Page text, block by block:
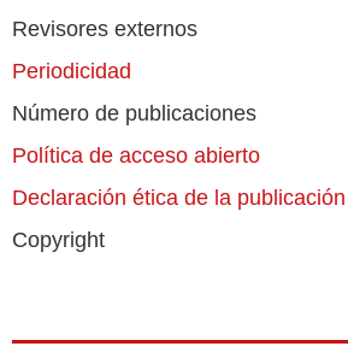
Revisores externos
Periodicidad
Número de publicaciones
Política de acceso abierto
Declaración ética de la publicación
Copyright